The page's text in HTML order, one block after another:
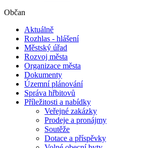
Občan
Aktuálně
Rozhlas - hlášení
Městský úřad
Rozvoj města
Organizace města
Dokumenty
Územní plánování
Správa hřbitovů
Příležitosti a nabídky
Veřejné zakázky
Prodeje a pronájmy
Soutěže
Dotace a příspěvky